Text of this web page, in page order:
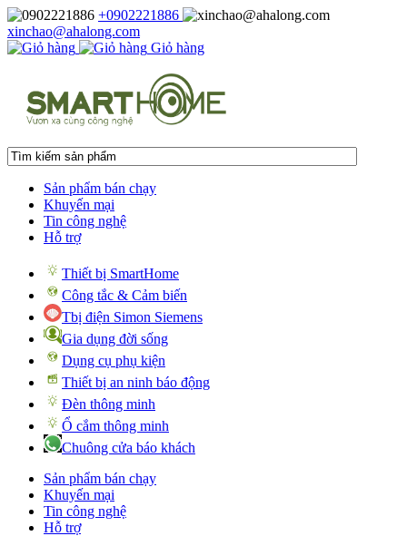
+0902221886
xinchao@ahalong.com
Giỏ hàng
Sản phẩm bán chạy
Khuyến mại
Tin công nghệ
Hỗ trợ
Thiết bị SmartHome
Công tắc & Cảm biến
Tbị điện Simon Siemens
Gia dụng đời sống
Dụng cụ phụ kiện
Thiết bị an ninh báo động
Đèn thông minh
Ổ cắm thông minh
Chuông cửa báo khách
Sản phẩm bán chạy
Khuyến mại
Tin công nghệ
Hỗ trợ